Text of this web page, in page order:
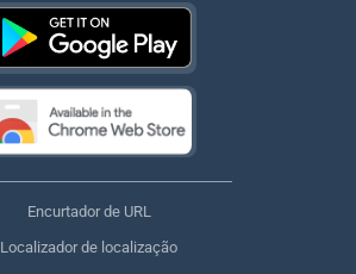
Encurtador de URL
Localizador de localização